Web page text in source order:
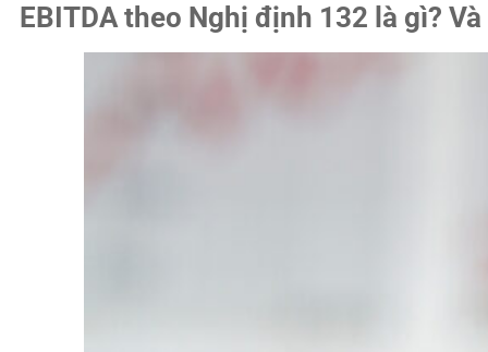
EBITDA theo Nghị định 132 là gì?